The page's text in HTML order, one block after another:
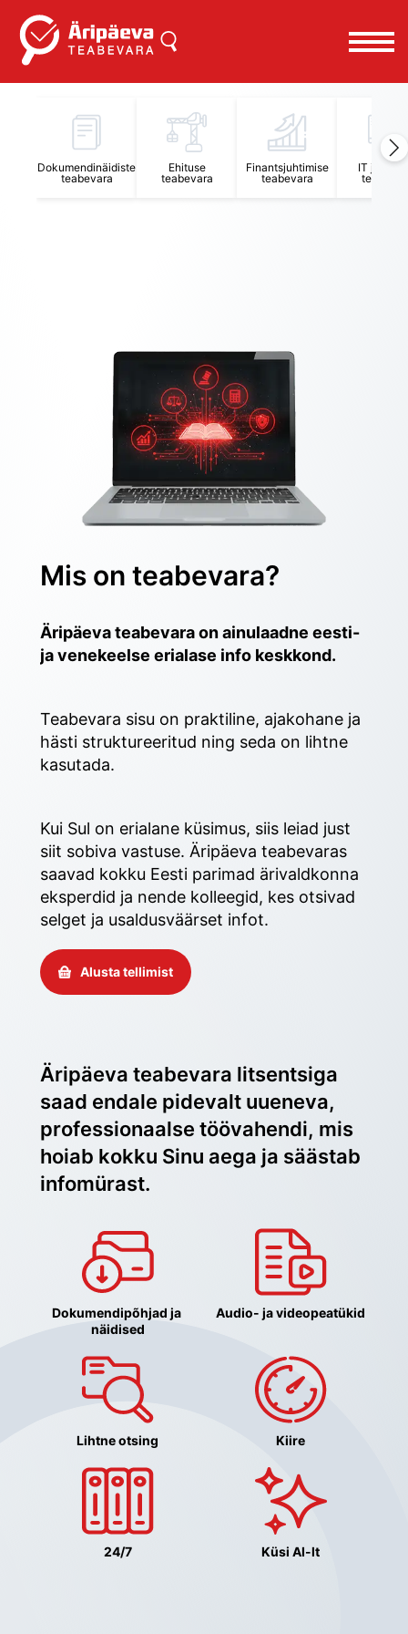
Dokumendinäidiste
teabevara
Ehituse
teabevara
Finantsjuhtimise
teabevara
IT
Mis on teabevara?
Äripäeva teabevara on ainulaadne eesti-
ja venekeelse erialase info keskkond.
Teabevara sisu on praktiline, ajakohane ja
hästi struktureeritud ning seda on lihtne
kasutada.
Kui Sul on erialane küsimus, siis leiad just
siit sobiva vastuse. Äripäeva teabevaras
saavad kokku Eesti parimad ärivaldkonna
eksperdid ja nende kolleegid, kes otsivad
selget ja usaldusväärset infot.
Alusta tellimist
Äripäeva teabevara litsentsiga
saad endale pidevalt uueneva,
professionaalse töövahendi, mis
hoiab kokku Sinu aega ja säästab
infomürast.
Dokumendipõhjad ja
näidised
Audio- ja videopeatükid
Lihtne otsing Kiire
24/7 Küsi AI-lt